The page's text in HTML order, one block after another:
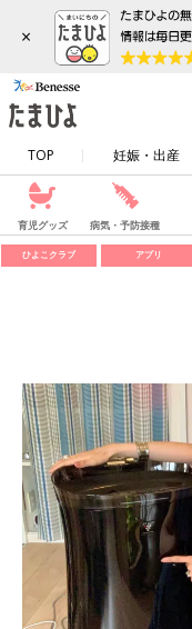
×
TOP 妊娠・出産
育児グッズ 病気・予防接種
ひよこクラブ アプリ